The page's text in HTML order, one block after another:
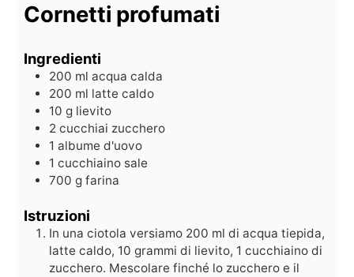
Cornetti profumati
Ingredienti
200 ml acqua calda
200 ml latte caldo
10 g lievito
2 cucchiai zucchero
1 albume d'uovo
1 cucchiaino sale
700 g farina
Istruzioni
In una ciotola versiamo 200 ml di acqua tiepida,
latte caldo, 10 grammi di lievito, 1 cucchiaino di
zucchero. Mescolare finché lo zucchero e il